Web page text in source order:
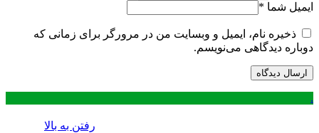
ایمیل شما *
ذخیره نام، ایمیل و وبسایت من در مرورگر برای زمانی که
دوباره دیدگاهی می‌نویسم.
.
رفتن به بالا